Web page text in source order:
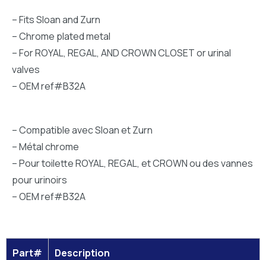
– Fits Sloan and Zurn
– Chrome plated metal
– For ROYAL, REGAL, AND CROWN CLOSET or urinal
valves
– OEM ref#B32A
– Compatible avec Sloan et Zurn
– Métal chrome
– Pour toilette ROYAL, REGAL, et CROWN ou des vannes
pour urinoirs
– OEM ref#B32A
Part# Description